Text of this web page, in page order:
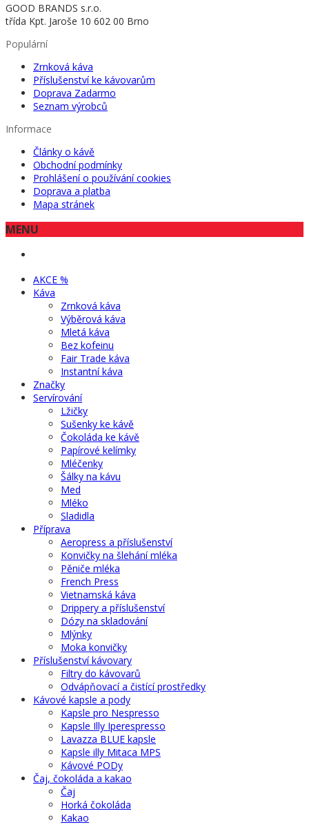
GOOD BRANDS s.r.o.
třída Kpt. Jaroše 10 602 00 Brno
Populární
Zrnková káva
Příslušenství ke kávovarům
Doprava Zadarmo
Seznam výrobců
Informace
Články o kávě
Obchodní podmínky
Prohlášení o používání cookies
Doprava a platba
Mapa stránek
MENU
AKCE %
Káva
Zrnková káva
Výběrová káva
Mletá káva
Bez kofeinu
Fair Trade káva
Instantní káva
Značky
Servírování
Lžičky
Sušenky ke kávě
Čokoláda ke kávě
Papírové kelímky
Mléčenky
Šálky na kávu
Med
Mléko
Sladidla
Příprava
Aeropress a příslušenství
Konvičky na šlehání mléka
Pěniče mléka
French Press
Vietnamská káva
Drippery a příslušenství
Dózy na skladování
Mlýnky
Moka konvičky
Příslušenství kávovary
Filtry do kávovarů
Odvápňovací a čistící prostředky
Kávové kapsle a pody
Kapsle pro Nespresso
Kapsle Illy Iperespresso
Lavazza BLUE kapsle
Kapsle illy Mitaca MPS
Kávové PODy
Čaj, čokoláda a kakao
Čaj
Horká čokoláda
Kakao